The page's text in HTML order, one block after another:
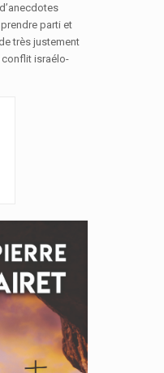
parti et
très justement
conflit israélo-